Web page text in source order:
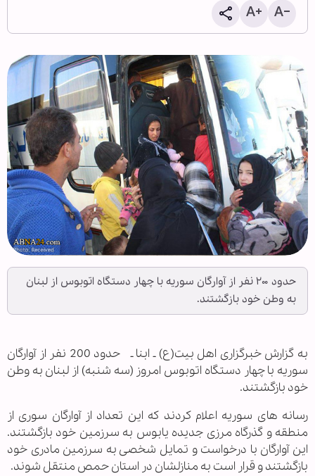
حدود ۲۰۰ نفر از آوارگان سوریه با چهار دستگاه اتوبوس از لبنان
به وطن خود بازگشتند.
به گزارش خبرگزاری اهل بیت(ع) ـ ابنا ـ حدود 200 نفر از آوارگان
سوریه با چهار دستگاه اتوبوس امروز (سه شنبه) از لبنان به وطن
خود بازگشتند.
رسانه های سوریه اعلام کردند که این تعداد از آوارگان سوری از
منطقه و گذرگاه مرزی جدیده یابوس به سرزمین خود بازگشتند.
این آوارگان با درخواست و تمایل شخصی به سرزمین مادری خود
بازگشتند و قرار است به منازلشان در استان حمص منتقل شوند.